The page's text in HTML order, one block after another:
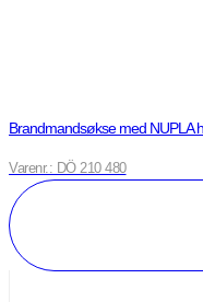
Brandmandsøkse med NUPLA
Varenr.: DÖ 210 480